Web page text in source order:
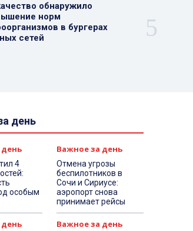
обнаружило
норм
в бургерах
сетей
день
4
особым
Важное за день
Отмена угрозы
беспилотников в
Сочи и Сириусе:
аэропорт снова
принимает рейсы
Важное за день